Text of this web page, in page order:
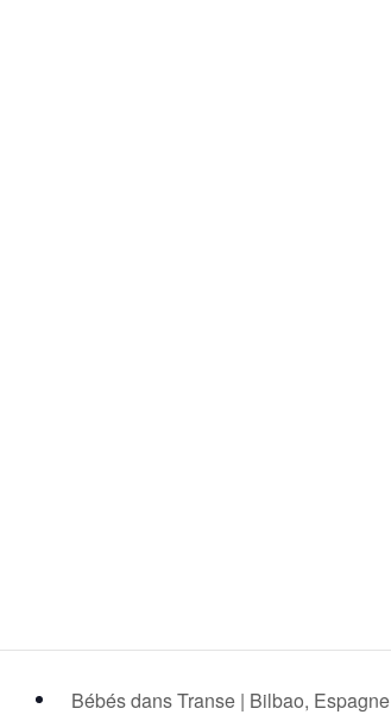
Bébés dans Transe | Bilbao, Espagne